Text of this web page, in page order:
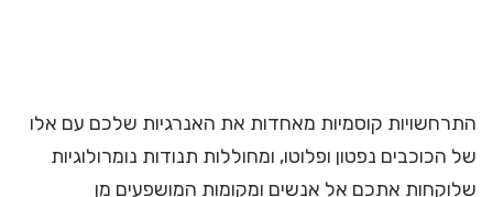
התרחשויות קוסמיות מאחדות את האנרגיות שלכם עם אלו
של הכוכבים נפטון ופלוטו, ומחוללות תנודות נומרולוגיות
שלוקחות אתכם אל אנשים ומקומות המושפעים מן